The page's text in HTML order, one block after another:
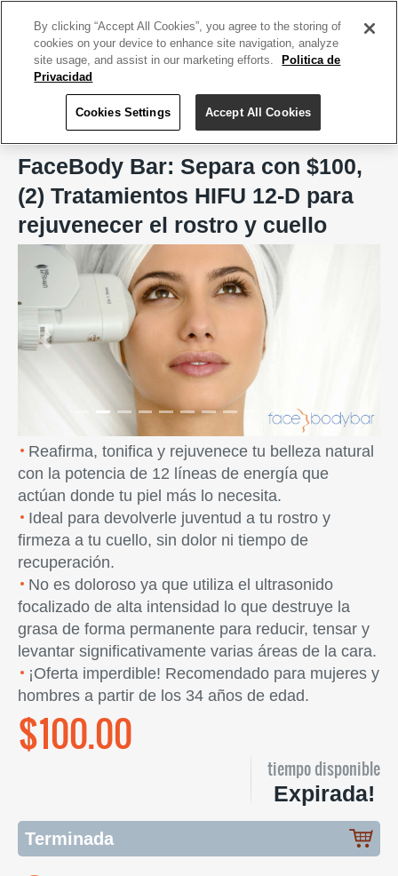
FaceBody Bar, San Juan
FaceBody Bar: Separa con $100,
(2) Tratamientos HIFU 12-D para
rejuvenecer el rostro y cuello
Previous
Reafirma, tonifica y rejuvenece tu belleza natural
con la potencia de 12 líneas de energía que
actúan donde tu piel más lo necesita.
Ideal para devolverle juventud a tu rostro y
firmeza a tu cuello, sin dolor ni tiempo de
recuperación.
No es doloroso ya que utiliza el ultrasonido
focalizado de alta intensidad lo que destruye la
grasa de forma permanente para reducir, tensar y
levantar significativamente varias áreas de la cara.
¡Oferta imperdible! Recomendado para mujeres y
hombres a partir de los 34 años de edad.
$100.00
tiempo disponible
Expirada!
Terminada
By clicking “Accept All Cookies”, you agree to the storing of
cookies on your device to enhance site navigation, analyze
site usage, and assist in our marketing efforts.
Politica de
Privacidad
Cookies Settings Accept All Cookies